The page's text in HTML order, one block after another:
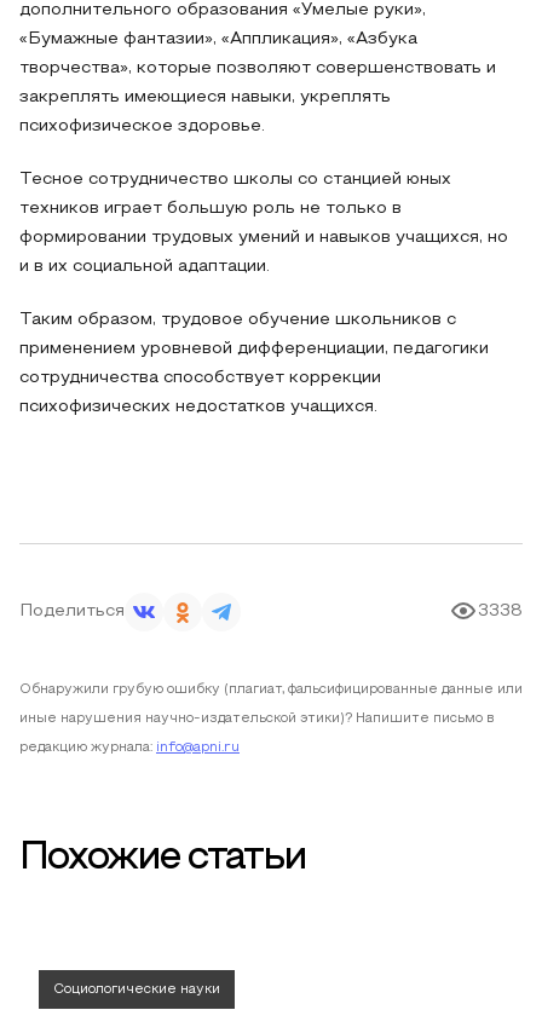
дополнительного образования «Умелые руки»,
«Бумажные фантазии», «Аппликация», «Азбука
творчества», которые позволяют совершенствовать и
закреплять имеющиеся навыки, укреплять
психофизическое здоровье.
Тесное сотрудничество школы со станцией юных
техников играет большую роль не только в
формировании трудовых умений и навыков учащихся, но
и в их социальной адаптации.
Таким образом, трудовое обучение школьников с
применением уровневой дифференциации, педагогики
сотрудничества способствует коррекции
психофизических недостатков учащихся.
Поделиться 3338
Обнаружили грубую ошибку (плагиат, фальсифицированные данные или
иные нарушения научно-издательской этики)? Напишите письмо в
редакцию журнала: info@apni.ru
Похожие статьи
Социологические науки